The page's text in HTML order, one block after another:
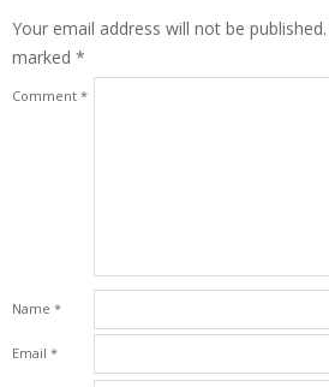
Your email address will not be published.
marked *
Comment *
Name *
Email *